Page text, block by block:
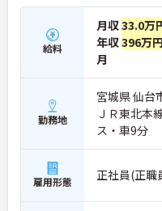
給料
月収33.0万
年収396万
月
勤務地
宮城県 仙台
ＪＲ東北本
ス・車9分
雇用形態 正社員(正職